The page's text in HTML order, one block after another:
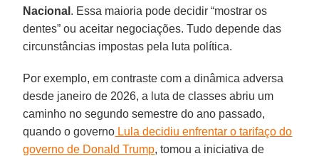
Nacional . Essa maioria pode decidir “mostrar os
dentes” ou aceitar negociações. Tudo depende das
circunstâncias impostas pela luta política.
Por exemplo, em contraste com a dinâmica adversa
desde janeiro de 2026, a luta de classes abriu um
caminho no segundo semestre do ano passado,
quando o governo Lula decidiu enfrentar o tarifaço do
governo de Donald Trump, tomou a iniciativa de